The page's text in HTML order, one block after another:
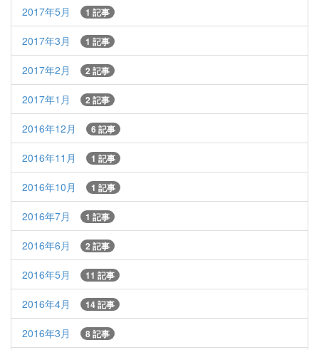
2017年5月 1 記事
2017年3月 1 記事
2017年2月 2 記事
2017年1月 2 記事
2016年12月 6 記事
2016年11月 1 記事
2016年10月 1 記事
2016年7月 1 記事
2016年6月 2 記事
2016年5月 11 記事
2016年4月 14 記事
2016年3月 8 記事